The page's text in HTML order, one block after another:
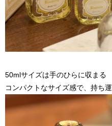
50mlサイズは手のひらに収まる
コンパクトなサイズ感で、持ち